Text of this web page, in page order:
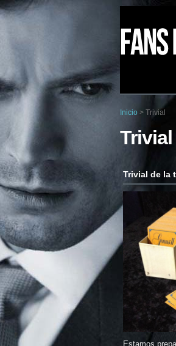
Inicio > Trivial
Trivial
Trivial de la
Estamos